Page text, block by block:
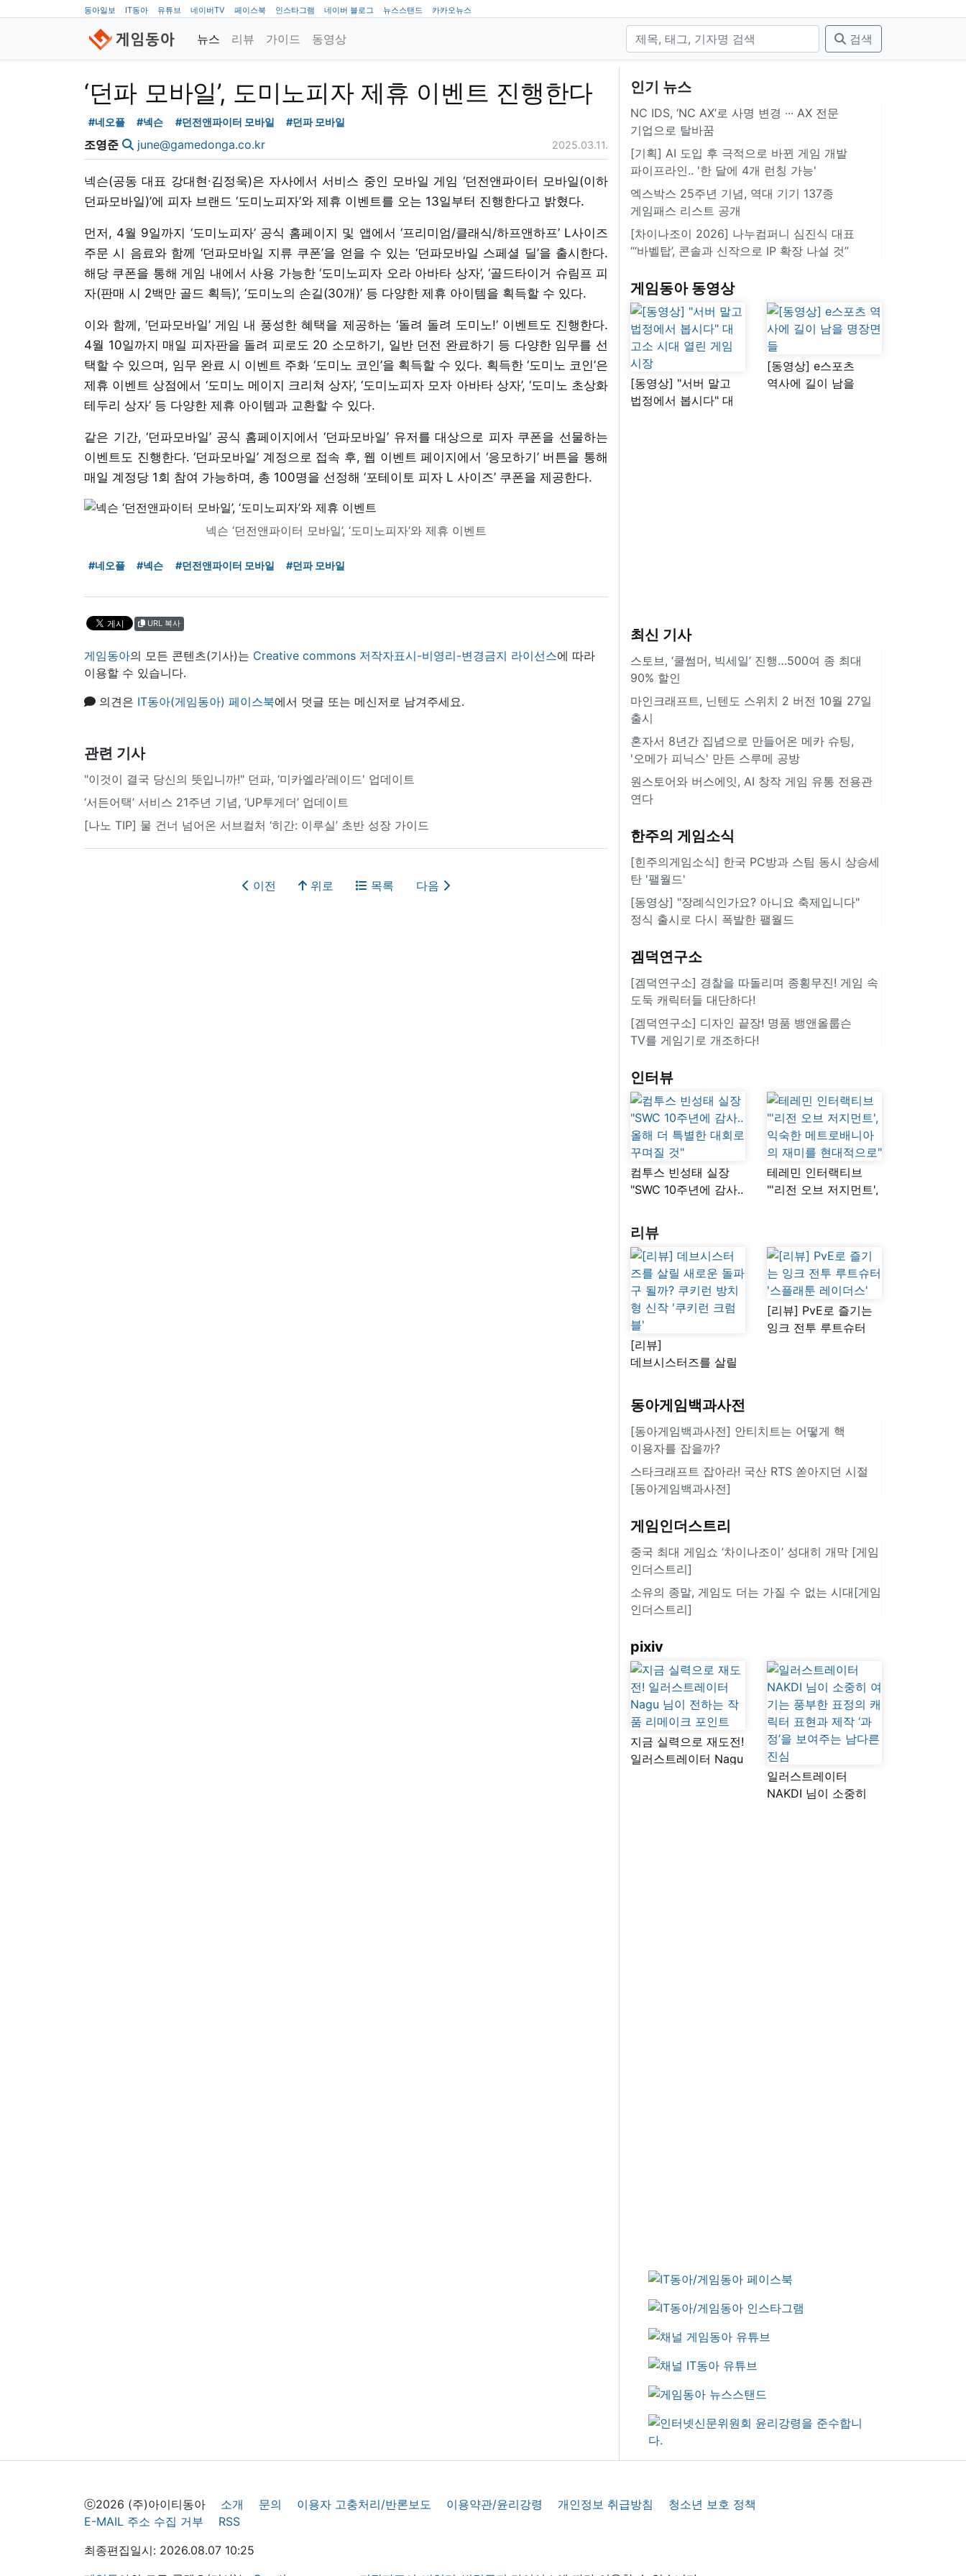
동아일보 IT동아 유튜브 네이버TV 페이스북 인스타그램 네이버 블로그 뉴스스탠드 카카오뉴스
뉴스 리뷰 가이드 동영상 검색
‘던파 모바일’, 도미노피자 제휴 이벤트 진행한다
#네오플 #넥슨 #던전앤파이터 모바일 #던파 모바일
조영준 june@gamedonga.co.kr 2025.03.11.
넥슨(공동 대표 강대현∙김정욱)은 자사에서 서비스 중인 모바일 게임 ‘던전앤파이터 모바일(이하
던파모바일)’에 피자 브랜드 ‘도미노피자’와 제휴 이벤트를 오는 13일부터 진행한다고 밝혔다.
먼저, 4월 9일까지 ‘도미노피자’ 공식 홈페이지 및 앱에서 ‘프리미엄/클래식/하프앤하프’ L사이즈
주문 시 음료와 함께 ‘던파모바일 지류 쿠폰’을 얻을 수 있는 ‘던파모바일 스페셜 딜’을 출시한다.
해당 쿠폰을 통해 게임 내에서 사용 가능한 ‘도미노피자 오라 아바타 상자’, ‘골드타이거 슈림프 피
자(판매 시 2백만 골드 획득)’, ‘도미노의 손길(30개)’ 등 다양한 제휴 아이템을 획득할 수 있다.
이와 함께, ‘던파모바일’ 게임 내 풍성한 혜택을 제공하는 ‘돌려 돌려 도미노!’ 이벤트도 진행한다.
4월 10일까지 매일 피자판을 돌려 피로도 20 소모하기, 일반 던전 완료하기 등 다양한 임무를 선
택할 수 있으며, 임무 완료 시 이벤트 주화 ‘도미노 코인’을 획득할 수 있다. 획득한 ‘도미노 코인’은
제휴 이벤트 상점에서 ‘도미노 메이지 크리쳐 상자’, ‘도미노피자 모자 아바타 상자’, ‘도미노 초상화
테두리 상자’ 등 다양한 제휴 아이템과 교환할 수 있다.
같은 기간, ‘던파모바일’ 공식 홈페이지에서 ‘던파모바일’ 유저를 대상으로 피자 쿠폰을 선물하는
이벤트도 진행한다. ‘던파모바일’ 계정으로 접속 후, 웹 이벤트 페이지에서 ‘응모하기’ 버튼을 통해
매일 계정당 1회 참여 가능하며, 총 100명을 선정해 ‘포테이토 피자 L 사이즈’ 쿠폰을 제공한다.
넥슨 ‘던전앤파이터 모바일’, ‘도미노피자’와 제휴 이벤트
#네오플 #넥슨 #던전앤파이터 모바일 #던파 모바일
URL 복사
게임동아의 모든 콘텐츠(기사)는 Creative commons 저작자표시-비영리-변경금지 라이선스에 따라
이용할 수 있습니다.
의견은 IT동아(게임동아) 페이스북에서 덧글 또는 메신저로 남겨주세요.
관련 기사
"이것이 결국 당신의 뜻입니까!" 던파, ‘미카엘라’레이드' 업데이트
‘서든어택’ 서비스 21주년 기념, ‘UP투게더’ 업데이트
[나노 TIP] 물 건너 넘어온 서브컬처 ‘히간: 이루실’ 초반 성장 가이드
이전 위로 목록 다음
인기 뉴스
NC IDS, ‘NC AX’로 사명 변경 ∙∙∙ AX 전문
기업으로 탈바꿈
[기획] AI 도입 후 극적으로 바뀐 게임 개발
파이프라인.. '한 달에 4개 런칭 가능'
엑스박스 25주년 기념, 역대 기기 137종
게임패스 리스트 공개
[차이나조이 2026] 나누컴퍼니 심진식 대표
“‘바벨탑’, 콘솔과 신작으로 IP 확장 나설 것”
게임동아 동영상
[동영상] "서버 말고
법정에서 봅시다" 대
[동영상] e스포츠
역사에 길이 남을
최신 기사
스토브, ‘쿨썸머, 빅세일’ 진행…500여 종 최대
90% 할인
마인크래프트, 닌텐도 스위치 2 버전 10월 27일
출시
혼자서 8년간 집념으로 만들어온 메카 슈팅,
'오메가 피닉스' 만든 스루메 공방
원스토어와 버스에잇, AI 창작 게임 유통 전용관
연다
한주의 게임소식
[힌주의게임소식] 한국 PC방과 스팀 동시 상승세
탄 '팰월드'
[동영상] "장례식인가요? 아니요 축제입니다"
정식 출시로 다시 폭발한 팰월드
겜덕연구소
[겜덕연구소] 경찰을 따돌리며 종횡무진! 게임 속
도둑 캐릭터들 대단하다!
[겜덕연구소] 디자인 끝장! 명품 뱅앤올룹슨
TV를 게임기로 개조하다!
인터뷰
컴투스 빈성태 실장
"SWC 10주년에 감사..
꾸며질 것"
테레민 인터랙티브
"'리전 오브 저지먼트',
리뷰
[리뷰]
데브시스터즈를 살릴
쿠키런 방치형 신작
'쿠키런 크럼블'
[리뷰] PvE로 즐기는
잉크 전투 루트슈터
동아게임백과사전
[동아게임백과사전] 안티치트는 어떻게 핵
이용자를 잡을까?
스타크래프트 잡아라! 국산 RTS 쏟아지던 시절
[동아게임백과사전]
게임인더스트리
중국 최대 게임쇼 ‘차이나조이’ 성대히 개막 [게임
인더스트리]
소유의 종말, 게임도 더는 가질 수 없는 시대[게임
인더스트리]
pixiv
지금 실력으로 재도전!
일러스트레이터 Nagu
일러스트레이터
NAKDI 님이 소중히
ⓒ2026 (주)아이티동아 소개 문의 이용자 고충처리/반론보도 이용약관/윤리강령 개인정보 취급방침
청소년 보호 정책
E-MAIL 주소 수집 거부
RSS
최종편집일시: 2026.08.07 10:25